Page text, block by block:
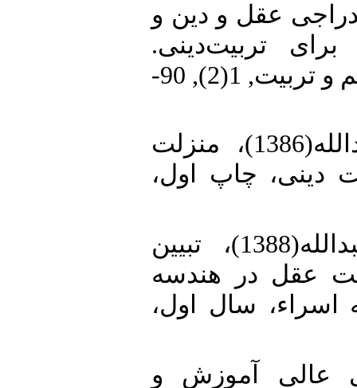
اندراجی عقل و دین و
تربیت‌دینی.
پژوهش نامه مبانی تعلیم و تربیت, 1(2), 90-
7. • جوادی‌آملی، عبدالله(1386)، منزلت
دینی، چاپ اول،
8. • جوادی‌آملی، عبدالله(1388)، تبیین
عقل در هندسه
اسراء، سال اول،
عالی آموزش و